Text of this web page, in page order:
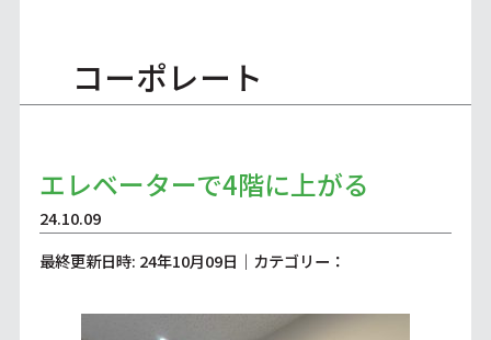
コーポレート
エレベーターで4階に上がる
24.10.09
最終更新日時: 24年10月09日｜カテゴリー：